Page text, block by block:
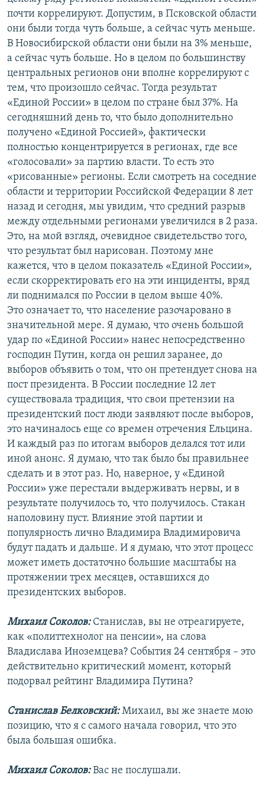
почти коррелируют. Допустим, в Псковской области
они были тогда чуть больше, а сейчас чуть меньше.
В Новосибирской области они были на 3% меньше,
а сейчас чуть больше. Но в целом по большинству
центральных регионов они вполне коррелируют с
тем, что произошло сейчас. Тогда результат
«Единой России» в целом по стране был 37%. На
сегодняшний день то, что было дополнительно
получено «Единой Россией», фактически
полностью концентрируется в регионах, где все
«голосовали» за партию власти. То есть это
«рисованные» регионы. Если смотреть на соседние
области и территории Российской Федерации 8 лет
назад и сегодня, мы увидим, что средний разрыв
между отдельными регионами увеличился в 2 раза.
Это, на мой взгляд, очевидное свидетельство того,
что результат был нарисован. Поэтому мне
кажется, что в целом показатель «Единой России»,
если скорректировать его на эти инциденты, вряд
ли поднимался по России в целом выше 40%.
Это означает то, что население разочаровано в
значительной мере. Я думаю, что очень большой
удар по «Единой России» нанес непосредственно
господин Путин, когда он решил заранее, до
выборов объявить о том, что он претендует снова на
пост президента. В России последние 12 лет
существовала традиция, что свои претензии на
президентский пост люди заявляют после выборов,
это начиналось еще со времен отречения Ельцина.
И каждый раз по итогам выборов делался тот или
иной анонс. Я думаю, что так было бы правильнее
сделать и в этот раз. Но, наверное, у «Единой
России» уже перестали выдерживать нервы, и в
результате получилось то, что получилось. Стакан
наполовину пуст. Влияние этой партии и
популярность лично Владимира Владимировича
будут падать и дальше. И я думаю, что этот процесс
может иметь достаточно большие масштабы на
протяжении трех месяцев, оставшихся до
президентских выборов.
Михаил Соколов:Станислав, вы не отреагируете,
как «политтехнолог на пенсии», на слова
Владислава Иноземцева? События 24 сентября – это
действительно критический момент, который
подорвал рейтинг Владимира Путина?
Станислав Белковский:Михаил, вы же знаете мою
позицию, что я с самого начала говорил, что это
была большая ошибка.
Михаил Соколов:Вас не послушали.